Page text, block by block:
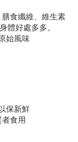
食纖維、維生素
體好處多多。
始風味
保新鮮
食用